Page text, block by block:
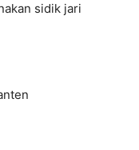
sidik jari